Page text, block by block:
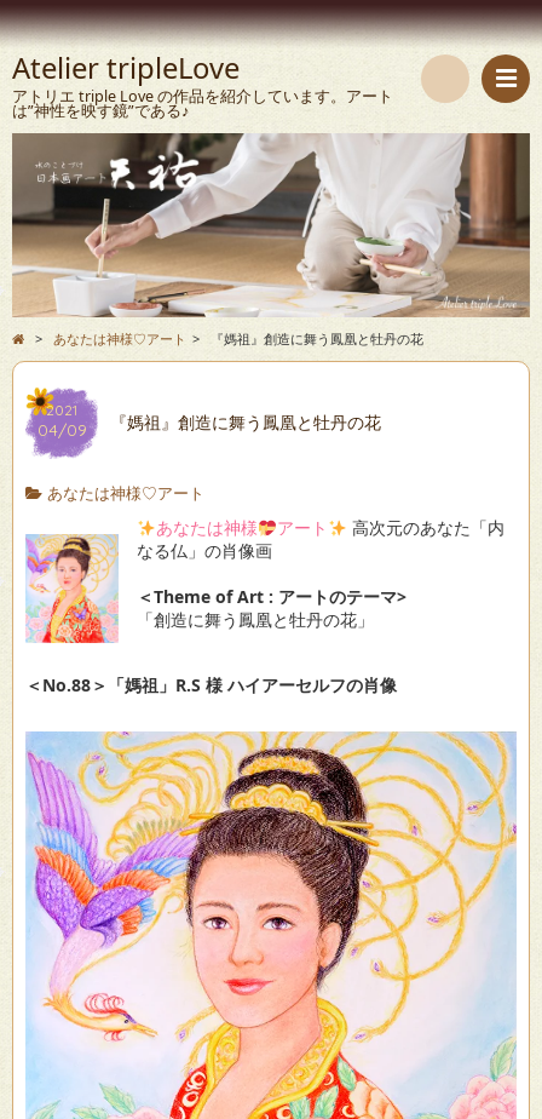
Atelier tripleLove
アトリエ triple Love の作品を紹介しています。アート
は”神性を映す鏡”である♪
検
> あなたは神様♡アート > 『媽祖』創造に舞う鳳凰と牡丹の花
2021
04/09 『媽祖』創造に舞う鳳凰と牡丹の花
あなたは神様♡アート
あなたは神様 アート
高次元のあなた「内
なる仏」の肖像画
＜Theme of Art : アートのテーマ>
「創造に舞う鳳凰と牡丹の花」
＜No.88＞「媽祖」R.S 様 ハイアーセルフの肖像